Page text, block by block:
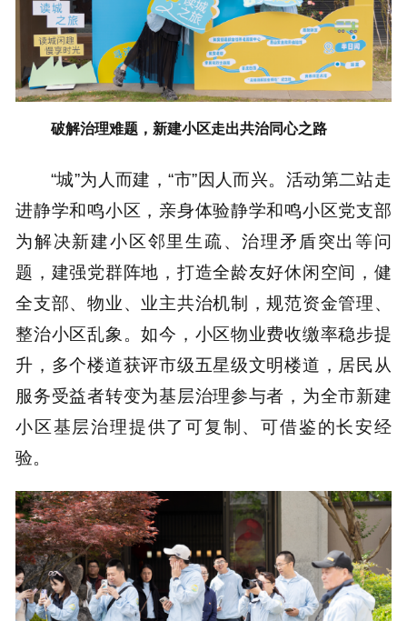
破解治理难题，新建小区走出共治同心之路
“城”为人而建，“市”因人而兴。活动第二站走
进静学和鸣小区，亲身体验静学和鸣小区党支部
为解决新建小区邻里生疏、治理矛盾突出等问
题，建强党群阵地，打造全龄友好休闲空间，健
全支部、物业、业主共治机制，规范资金管理、
整治小区乱象。如今，小区物业费收缴率稳步提
升，多个楼道获评市级五星级文明楼道，居民从
服务受益者转变为基层治理参与者，为全市新建
小区基层治理提供了可复制、可借鉴的长安经
验。